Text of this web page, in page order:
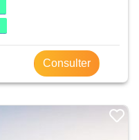
Consulter